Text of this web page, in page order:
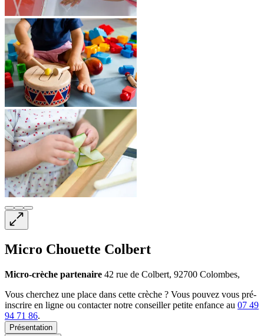
Micro Chouette Colbert
Micro-crèche partenaire 42 rue de Colbert, 92700 Colombes,
Vous cherchez une place dans cette crèche ? Vous pouvez vous pré-
inscrire en ligne ou contacter notre conseiller petite enfance au 07 49
94 71 86.
Présentation